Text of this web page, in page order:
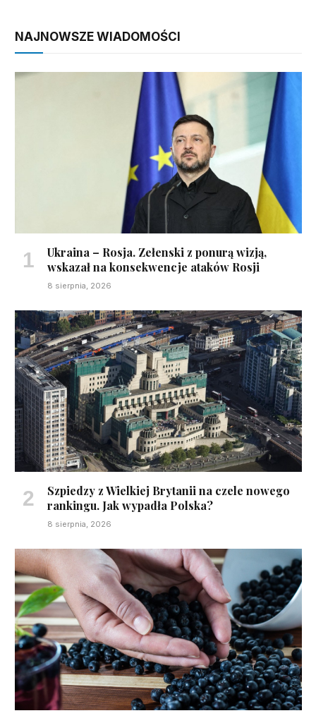
NAJNOWSZE WIADOMOŚCI
Ukraina – Rosja. Zełenski z ponurą wizją,
wskazał na konsekwencje ataków Rosji
8 sierpnia, 2026
Szpiedzy z Wielkiej Brytanii na czele nowego
rankingu. Jak wypadła Polska?
8 sierpnia, 2026